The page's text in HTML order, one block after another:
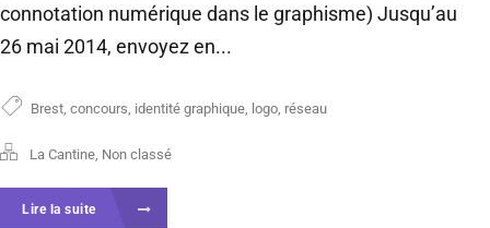
connotation numérique dans le graphisme) Jusqu’au
26 mai 2014, envoyez en...
Brest concours identité graphique logo réseau
La Cantine Non classé
Lire la suite